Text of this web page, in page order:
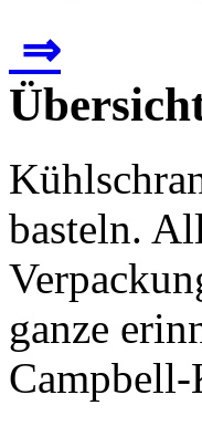
⇒
basteln.
ganze